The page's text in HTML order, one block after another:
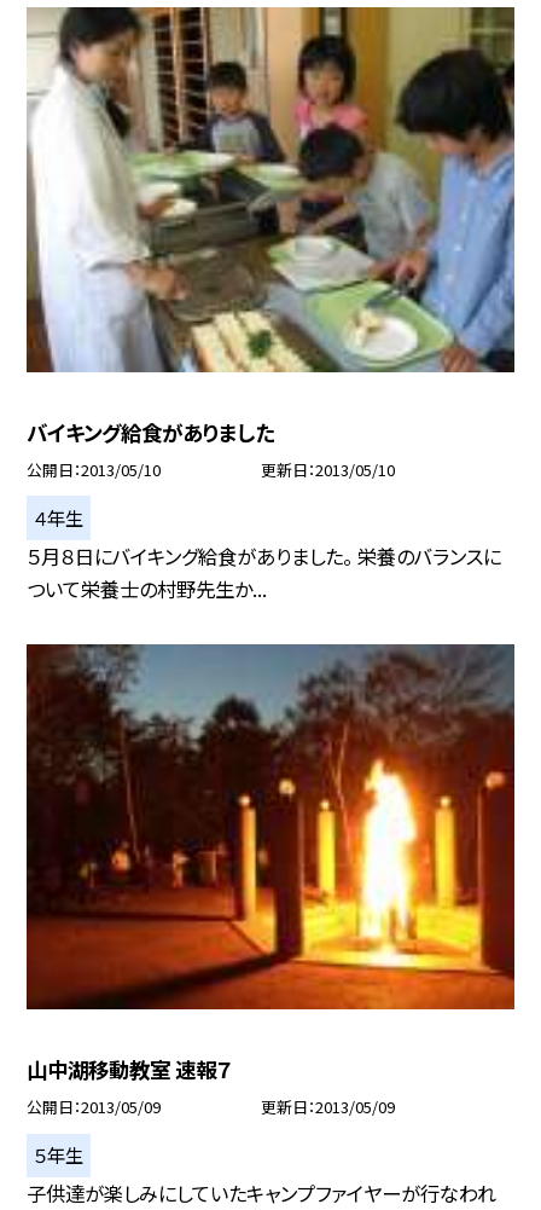
バイキング給食がありました
公開日 2013/05/10 更新日 2013/05/10
４年生
５月８日にバイキング給食がありました。 栄養のバランスに
ついて栄養士の村野先生か...
山中湖移動教室 速報７
公開日 2013/05/09 更新日 2013/05/09
５年生
子供達が楽しみにしていたキャンプファイヤーが行なわれ